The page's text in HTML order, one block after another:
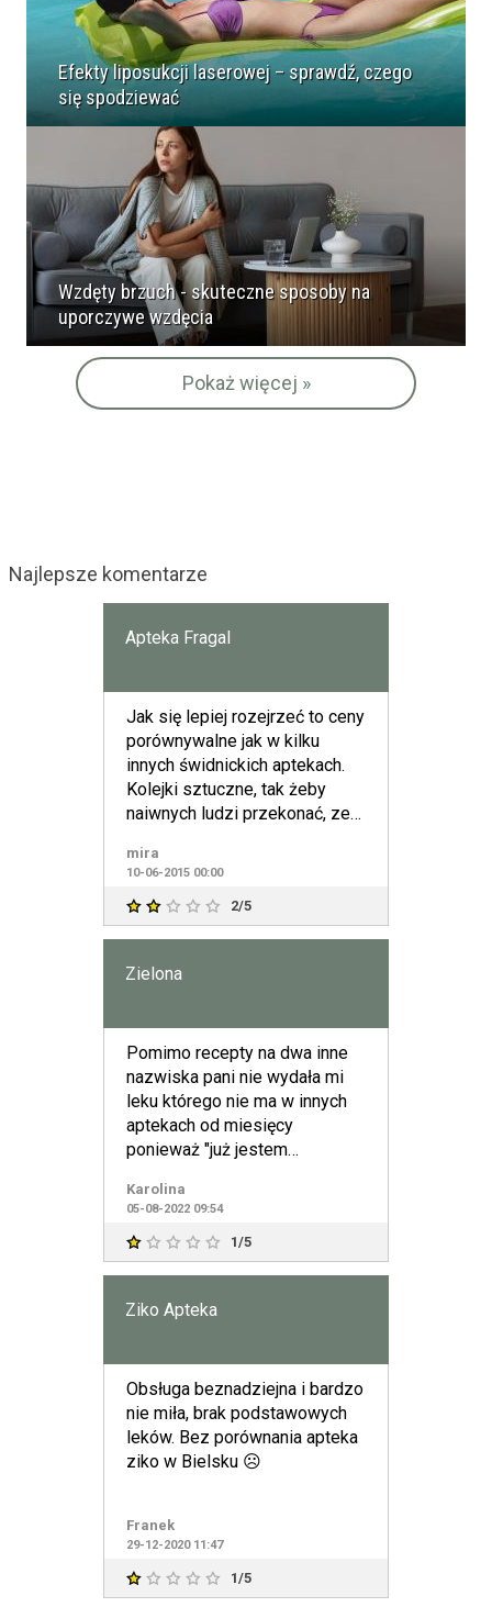
Efekty liposukcji laserowej – sprawdź, czego
się spodziewać
Wzdęty brzuch - skuteczne sposoby na
uporczywe wzdęcia
Pokaż więcej »
Najlepsze komentarze
Apteka Fragal
Jak się lepiej rozejrzeć to ceny
porównywalne jak w kilku
innych świdnickich aptekach.
Kolejki sztuczne, tak żeby
naiwnych ludzi przekonać, ze
mira
10-06-2015 00:00
2/5
Zielona
Pomimo recepty na dwa inne
nazwiska pani nie wydała mi
leku którego nie ma w innych
aptekach od miesięcy
ponieważ "już jestem
odbierają
Karolina
05-08-2022 09:54
1/5
Ziko Apteka
Obsługa beznadziejna i bardzo
nie miła, brak podstawowych
leków. Bez porównania apteka
ziko w Bielsku ☹️
Franek
29-12-2020 11:47
1/5